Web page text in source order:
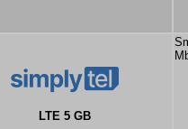
LTE 5 GB